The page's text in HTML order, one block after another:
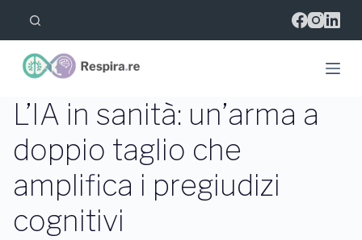
l
l
n
t
n
t
o
L’IA in sanità: un’arma a
doppio taglio che
amplifica i pregiudizi
cognitivi